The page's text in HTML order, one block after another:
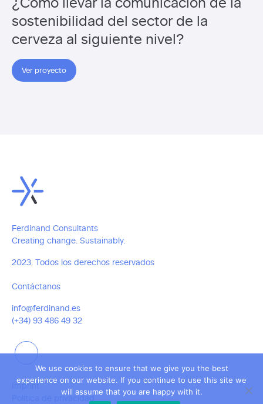
sostenibilidad del sector de la
cerveza al siguiente nivel?
Ver proyecto
Ferdinand Consultants
Creating change. Sustainably.
2023. Todos los derechos reservados
Contáctanos
info@ferdinand.es
(+34) 93 486 49 32
Imprint
Política de privacidad
We use cookies to ensure that we give you the best
experience on our website. If you continue to use this site we
will assume that you are happy with it.